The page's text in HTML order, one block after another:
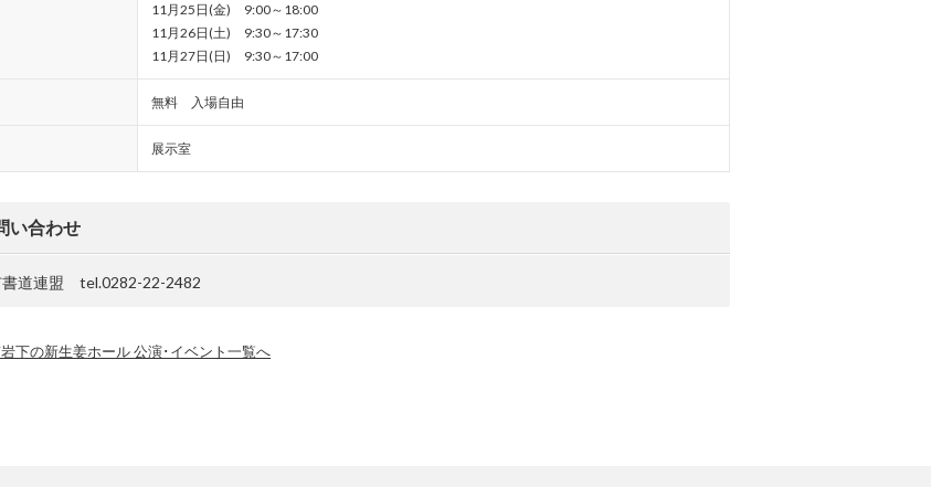
11月25日(金) 9:00～18:00
11月26日(土) 9:30～17:30
11月27日(日) 9:30～17:00
無料 入場自由
展示室
い合わせ
書道連盟 tel.0282-22-2482
下の新⽣姜ホール 公演･イベント一覧へ